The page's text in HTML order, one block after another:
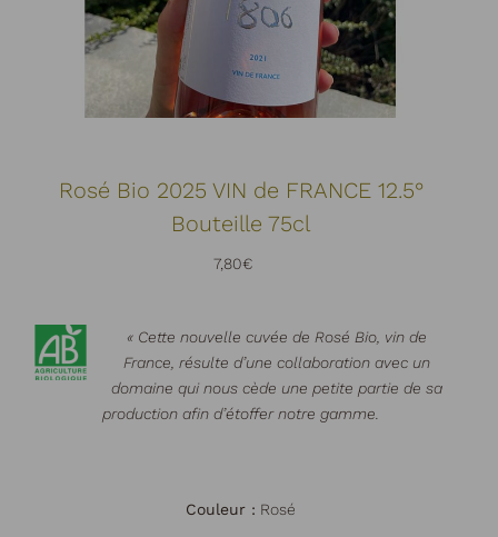
Rosé Bio 2025 VIN de FRANCE 12.5°
Bouteille 75cl
7,80€
« Cette nouvelle cuvée de Rosé Bio, vin de
France, résulte d’une collaboration avec un
domaine qui nous cède une petite partie de sa
production afin d’étoffer notre gamme.
Couleur : Rosé